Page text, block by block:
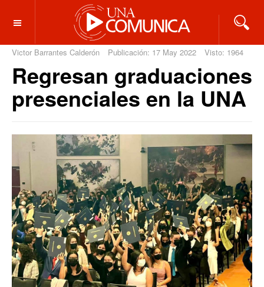
OFF CANVAS
Victor Barrantes Calderón Publicación: 17 May 2022 Visto: 1964
Regresan graduaciones
presenciales en la UNA